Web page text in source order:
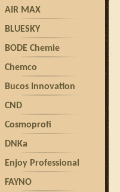
AIR MAX
BLUESKY
BODE Chemie
Chemco
Bucos Innovation
CND
Cosmoprofi
DNKa
Enjoy Professional
FAYNO